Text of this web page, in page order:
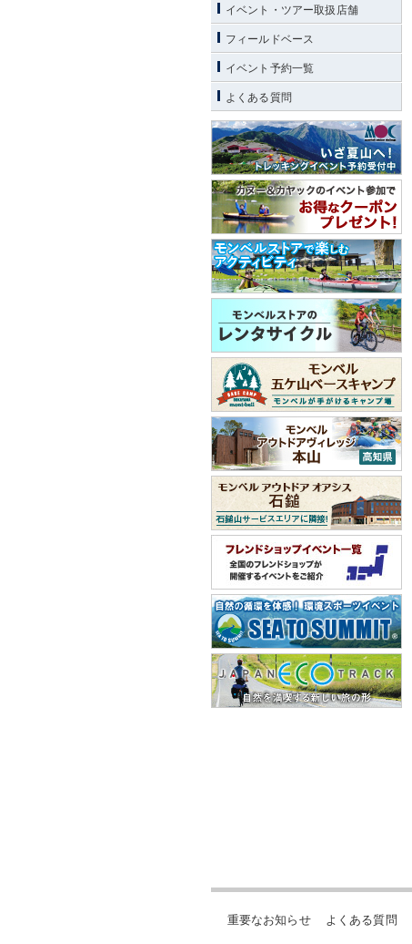
イベント・ツアー取扱店舗
フィールドベース
イベント予約一覧
よくある質問
重要なお知らせ よくある質問